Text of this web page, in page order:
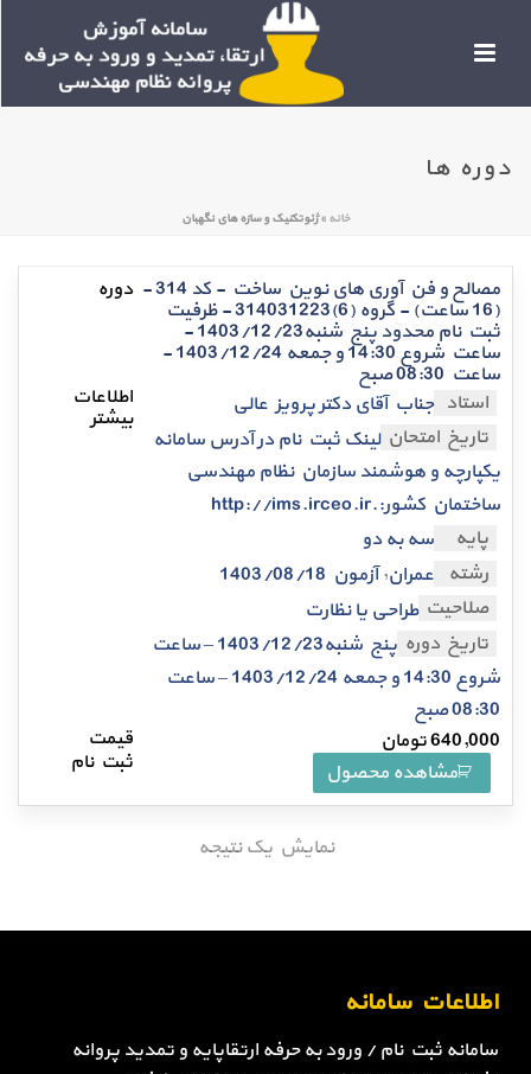
دوره ها
خانه »ژئوتکنیک و سازه های نگهبان
مصالح و فن آوری های نوین ساخت - کد 314 -
(16 ساعت) - گروه (6)314031223 - ظرفیت
ثبت نام محدود پنج شنبه1403/12/23 -
ساعت شروع 14:30 و جمعه 1403/12/24 -
ساعت 08:30 صبح
استاد جناب آقای دکتر پرویز عالی
تاریخ امتحان لینک ثبت نام در آدرس سامانه
یکپارچه و هوشمند سازمان نظام مهندسی
ساختمان کشور:.http://ims.irceo.ir
پایه
سه به دو
رشته عمران,آزمون 1403/08/18
صلاحیت طراحی یا نظارت
تاریخ دوره
پنج شنبه1403/12/23 – ساعت
شروع 14:30 و جمعه 1403/12/24 – ساعت
08:30 صبح
640,000تومان
مشاهده محصول
نمایش یک نتیجه
اطلاعات سامانه
سامانه ثبت نام / ورود به حرفه ارتقاپایه و تمدید پروانه